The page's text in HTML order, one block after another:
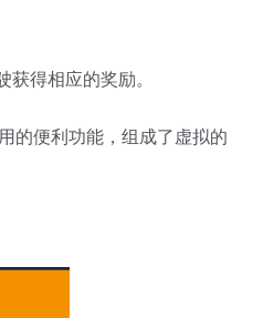
得相应的奖励。
的便利功能，组成了虚拟的